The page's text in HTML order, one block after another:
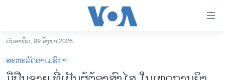
ເຂົ້າ
ຫາ
ຂ້າມລາວ
ວັນອາທິດ, 09 ສິງຫາ 2026
ສະຫະລັດອາເມຣິກາ